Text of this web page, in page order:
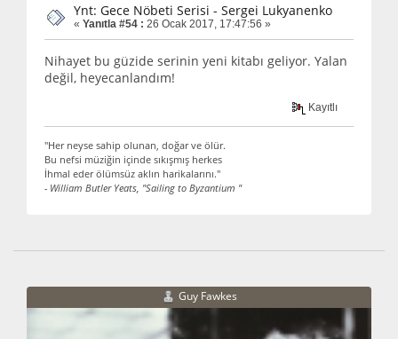
Ynt: Gece Nöbeti Serisi - Sergei Lukyanenko
« Yanıtla #54 : 26 Ocak 2017, 17:47:56 »
Nihayet bu güzide serinin yeni kitabı geliyor. Yalan
değil, heyecanlandım!
Kayıtlı
"Her neyse sahip olunan, doğar ve ölür.
Bu nefsi müziğin içinde sıkışmış herkes
İhmal eder ölümsüz aklın harikalarını."
- William Butler Yeats, "Sailing to Byzantium "
Guy Fawkes